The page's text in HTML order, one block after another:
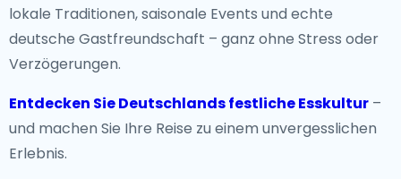
lokale Traditionen, saisonale Events und echte
deutsche Gastfreundschaft – ganz ohne Stress oder
Verzögerungen.
Entdecken Sie Deutschlands festliche Esskultur –
und machen Sie Ihre Reise zu einem unvergesslichen
Erlebnis.